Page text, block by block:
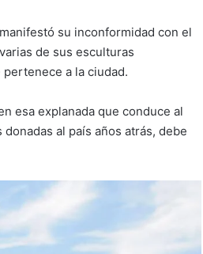
su inconformidad con el
de sus esculturas
a la ciudad.
esa explanada que conduce al
al país años atrás, debe